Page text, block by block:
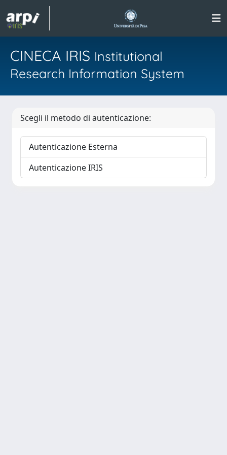
CINECA IRIS Institutional
Research Information System
Scegli il metodo di autenticazione:
Autenticazione Esterna
Autenticazione IRIS